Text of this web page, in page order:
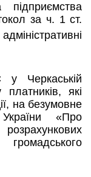
за ч. 1 ст.
Черкаській
які
на безумовне
«Про